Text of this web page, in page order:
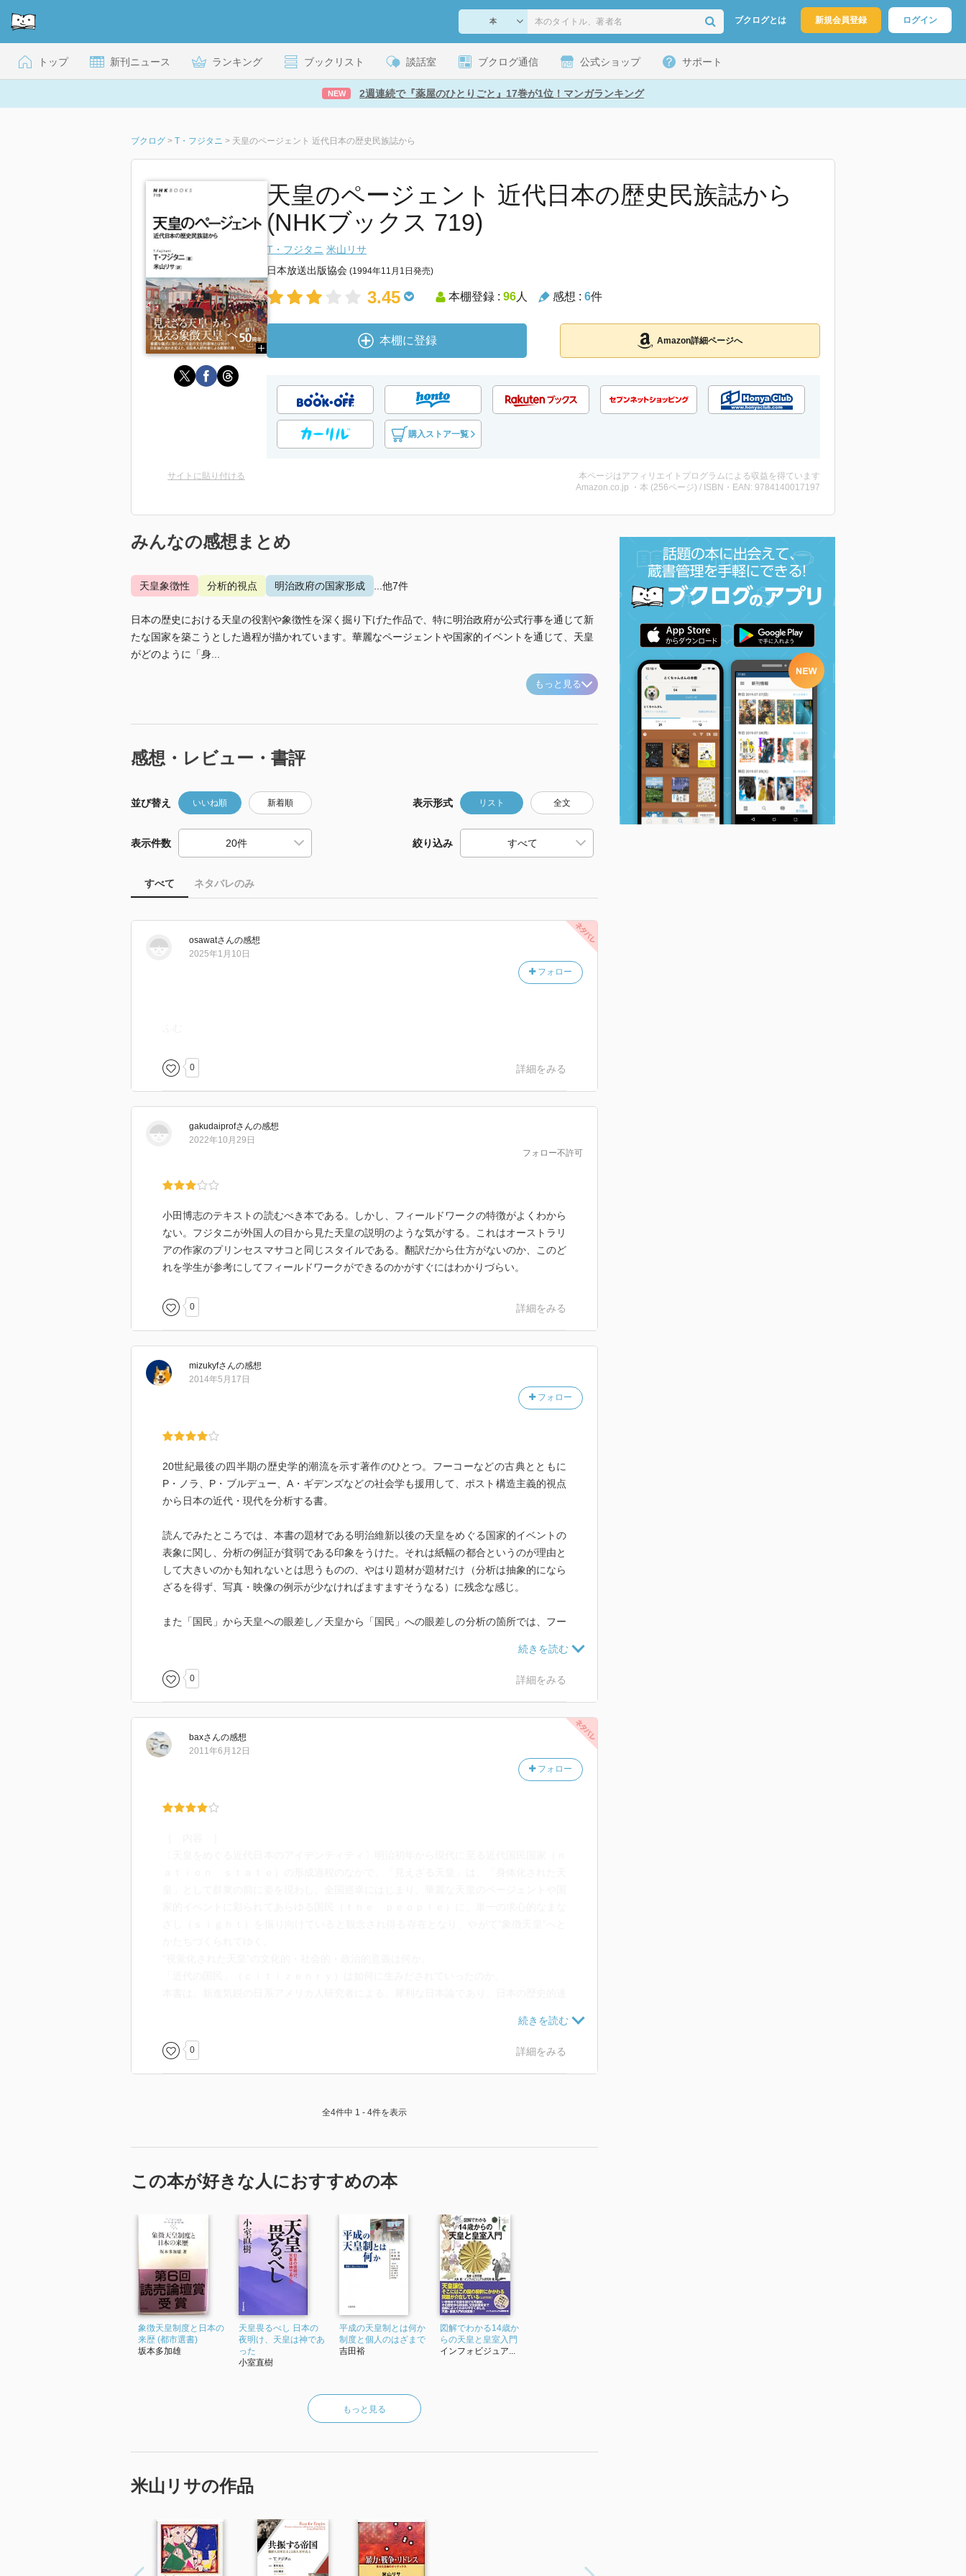
ブクログとは 新規会員登録 ログイン
トップ 新刊ニュース ランキング ブックリスト 談話室 ブクログ通信 公式ショップ サポート
NEW 2週連続で『薬屋のひとりごと』17巻が1位！マンガランキング
ブクログ > T・フジタニ > 天皇のページェント 近代日本の歴史民族誌から
天皇のページェント 近代日本の歴史民族誌から
(NHKブックス 719)
T・フジタニ 米山リサ
日本放送出版協会 (1994年11月1日発売)
3.45 本棚登録 : 96人 感想 : 6件
本棚に登録 Amazon詳細ページへ
購入ストア一覧
サイトに貼り付ける
本ページはアフィリエイトプログラムによる収益を得ています
Amazon.co.jp ・本 (256ページ) / ISBN・EAN: 9784140017197
みんなの感想まとめ
天皇象徴性 分析的視点 明治政府の国家形成 ...他7件
日本の歴史における天皇の役割や象徴性を深く掘り下げた作品で、特に明治政府が公式行事を通じて新
たな国家を築こうとした過程が描かれています。華麗なページェントや国家的イベントを通じて、天皇
がどのように「身...
もっと見る
感想・レビュー・書評
並び替え いいね順 新着順 表示形式 リスト 全文
表示件数 絞り込み
すべて ネタバレのみ
osawatさんの感想
フォロー
2025年1月10日
0 詳細をみる
gakudaiprofさんの感想
フォロー不許可
2022年10月29日
小田博志のテキストの読むべき本である。しかし、フィールドワークの特徴がよくわから
ない。フジタニが外国人の目から見た天皇の説明のような気がする。これはオーストラリ
アの作家のプリンセスマサコと同じスタイルである。翻訳だから仕方がないのか、このど
れを学生が参考にしてフィールドワークができるのかがすぐにはわかりづらい。
0 詳細をみる
mizukyfさんの感想
フォロー
2014年5月17日
20世紀最後の四半期の歴史学的潮流を示す著作のひとつ。フーコーなどの古典とともに
P・ノラ、P・ブルデュー、A・ギデンズなどの社会学も援用して、ポスト構造主義的視点
から日本の近代・現代を分析する書。
読んでみたところでは、本書の題材である明治維新以後の天皇をめぐる国家的イベントの
表象に関し、分析の例証が貧弱である印象をうけた。それは紙幅の都合というのが理由と
して大きいのかも知れないとは思うものの、やはり題材が題材だけ（分析は抽象的になら
ざるを得ず、写真・映像の例示が少なければますますそうなる）に残念な感じ。
また「国民」から天皇への眼差し／天皇から「国民」への眼差しの分析の箇所では、フー
ーの提示した図式を軸にして日本と西欧の君主権力や国家権力のあり方の比較を試みたり
するわけではないため、何とも実のない感じがした。
0 詳細をみる
baxさんの感想
フォロー
2011年6月12日
［ 目次 ］
第１章 近代日本の文化的創出―国家のフォークロア
第４章 天皇のまなざし―近代の視覚的支配
結び 国家の公式文化と民衆の日常文化
［ ＰＯＰ ］
［ おすすめ度 ］
☆☆☆☆☆☆☆ おすすめ度
☆☆☆☆☆☆☆ 文章
☆☆☆☆☆☆☆ ストーリー
☆☆☆☆☆☆☆ メッセージ性
☆☆☆☆☆☆☆ 冒険性
☆☆☆☆☆☆☆ 読後の個人的な満足度
［ 参考となる書評 ］
0 詳細をみる
全4件中 1 - 4件を表示
この本が好きな人におすすめの本
象徴天皇制度と日本の
来歴 (都市選書)
坂本多加雄
天皇畏るべし 日本の
夜明け、天皇は神であ
った
小室直樹
平成の天皇制とは何か
制度と個人のはざまで
吉田裕
図解でわかる14歳か
らの天皇と皇室入門
インフォビジュア...
もっと見る
米山リサの作品